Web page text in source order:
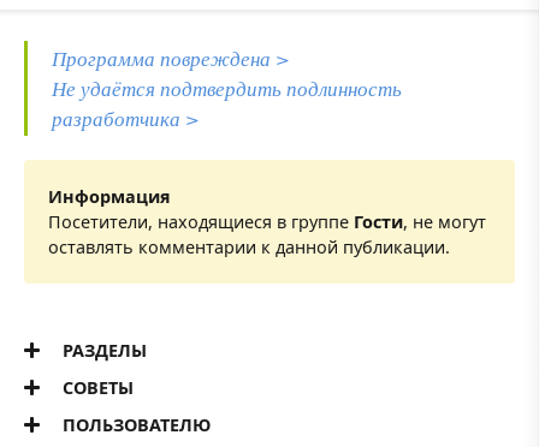
Программа повреждена >
Не удаётся подтвердить подлинность
разработчика >
Информация
Посетители, находящиеся в группе Гости, не могут
оставлять комментарии к данной публикации.
РАЗДЕЛЫ
СОВЕТЫ
ПОЛЬЗОВАТЕЛЮ